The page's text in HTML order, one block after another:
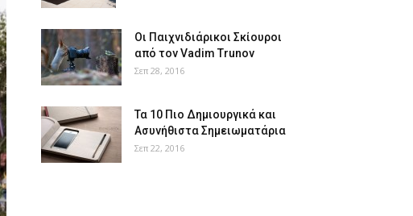
Οι Παιχνιδιάρικοι Σκίουροι
από τον Vadim Trunov
Σεπ 28, 2016
Τα 10 Πιο Δημιουργικά και
Ασυνήθιστα Σημειωματάρια
Σεπ 22, 2016